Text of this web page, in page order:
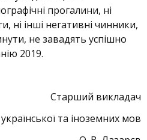
прогалини, ні
ні інші негативні чинники,
не завадять успішно
2019.
Старший викладач
та іноземних мов